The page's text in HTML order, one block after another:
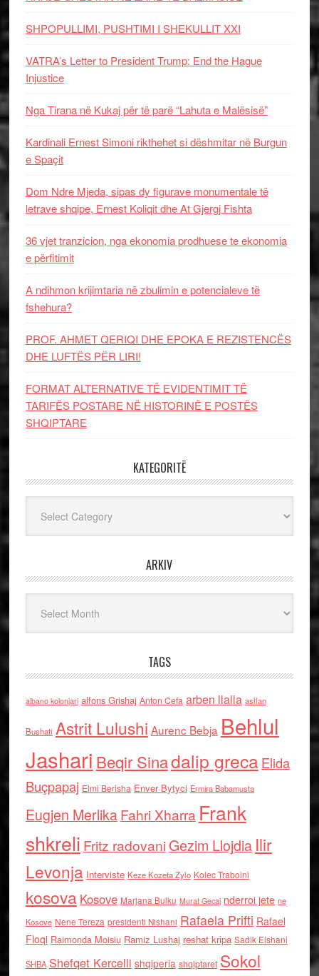
SHPOPULLIMI, PUSHTIMI I SHEKULLIT XXI
VATRA’s Letter to President Trump: End the Hague
Injustice
Nga Tirana në Kukaj për të parë “Lahuta e Malësisë”
Kardinali Ernest Simoni rikthehet si dëshmitar në Burgun
e Spaçit
Dom Ndre Mjeda, sipas dy figurave monumentale të
letrave shqipe, Ernest Koliqit dhe At Gjergj Fishta
36 vjet tranzicion, nga ekonomia prodhuese te ekonomia
e përfitimit
A ndihmon krijimtaria në zbulimin e potencialeve të
fshehura?
PROF. AHMET QERIQI DHE EPOKA E REZISTENCЁS
DHE LUFTЁS PЁR LIRI!
FORMAT ALTERNATIVE TË EVIDENTIMIT TË
TARIFËS POSTARE NË HISTORINË E POSTËS
SHQIPTARE
KATEGORITË
ARKIV
TAGS
albano kolonjari alfons Grishaj Anton Cefa arben llalla asllan
Bushati Astrit Lulushi Aurenc Bebja Behlul
Jashari Beqir Sinadalip grecaElida
Buçpapaj Elmi Berisha Enver Bytyci Ermira Babamusta
Eugjen MerlikaFahri Xharra Frank
shkreli Fritz radovaniGezim Llojdia Ilir
Levonja Interviste Keze Kozeta Zylo Kolec Traboini
kosova Kosove Marjana Bulku Murat Gecaj nderroi jete ne
Kosove Nene Tereza presidenti Nishani Rafaela Prifti Rafael
Floqi Raimonda Moisiu Ramiz Lushaj reshat kripa Sadik Elshani
SHBA Shefqet Kercelli shqiperia shqiptaret Sokol